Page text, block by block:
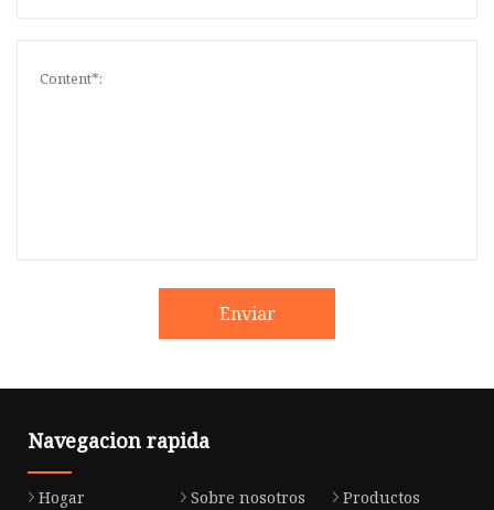
Enviar
Navegacion rapida
Hogar Sobre nosotros
Productos